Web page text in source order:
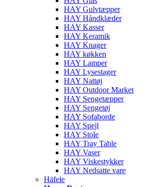
HAY Gulvtæpper
HAY Håndklæder
HAY Kasser
HAY Keramik
HAY Knager
HAY køkken
HAY Lamper
HAY Lysestager
HAY Nattøj
HAY Outdoor Market
HAY Sengetæpper
HAY Sengetøj
HAY Sofaborde
HAY Spejl
HAY Stole
HAY Tray Table
HAY Vaser
HAY Viskestykker
HAY Nedsatte vare
Häfele